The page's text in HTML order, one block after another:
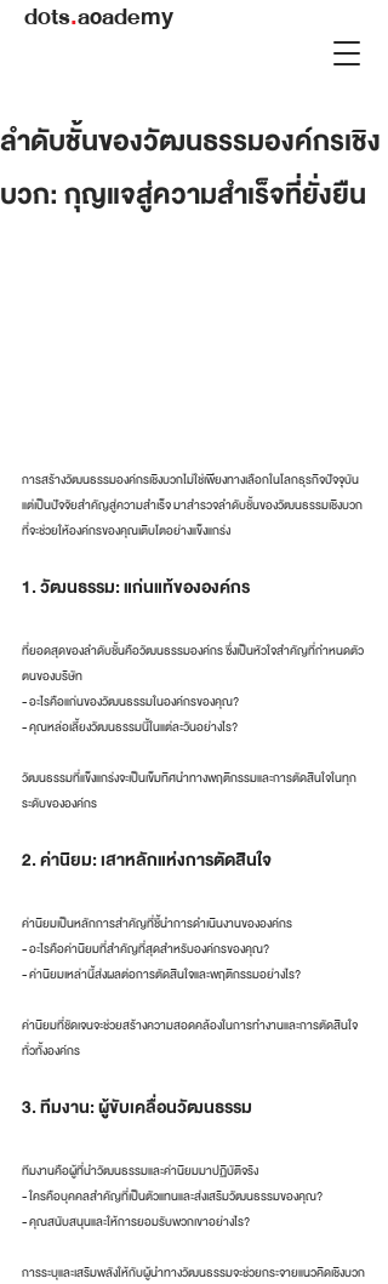
dots.academy
ลำดับชั้นของวัฒนธรรมองค์กรเชิง
บวก: กุญแจสู่ความสำเร็จที่ยั่งยืน
การสร้างวัฒนธรรมองค์กรเชิงบวกไม่ใช่เพียงทางเลือกในโลกธุรกิจปัจจุบัน
แต่เป็นปัจจัยสำคัญสู่ความสำเร็จ มาสำรวจลำดับชั้นของวัฒนธรรมเชิงบวก
ที่จะช่วยให้องค์กรของคุณเติบโตอย่างแข็งแกร่ง
1. วัฒนธรรม: แก่นแท้ขององค์กร
ที่ยอดสุดของลำดับชั้นคือวัฒนธรรมองค์กร ซึ่งเป็นหัวใจสำคัญที่กำหนดตัว
ตนของบริษัท
- อะไรคือแก่นของวัฒนธรรมในองค์กรของคุณ?
- คุณหล่อเลี้ยงวัฒนธรรมนี้ในแต่ละวันอย่างไร?
วัฒนธรรมที่แข็งแกร่งจะเป็นเข็มทิศนำทางพฤติกรรมและการตัดสินใจในทุก
ระดับขององค์กร
2. ค่านิยม: เสาหลักแห่งการตัดสินใจ
ค่านิยมเป็นหลักการสำคัญที่ชี้นำการดำเนินงานขององค์กร
- อะไรคือค่านิยมที่สำคัญที่สุดสำหรับองค์กรของคุณ?
- ค่านิยมเหล่านี้ส่งผลต่อการตัดสินใจและพฤติกรรมอย่างไร?
ค่านิยมที่ชัดเจนจะช่วยสร้างความสอดคล้องในการทำงานและการตัดสินใจ
ทั่วทั้งองค์กร
3. ทีมงาน: ผู้ขับเคลื่อนวัฒนธรรม
ทีมงานคือผู้ที่นำวัฒนธรรมและค่านิยมมาปฏิบัติจริง
- ใครคือบุคคลสำคัญที่เป็นตัวแทนและส่งเสริมวัฒนธรรมของคุณ?
- คุณสนับสนุนและให้การยอมรับพวกเขาอย่างไร?
การระบุและเสริมพลังให้กับผู้นำทางวัฒนธรรมจะช่วยกระจายแนวคิดเชิงบวก